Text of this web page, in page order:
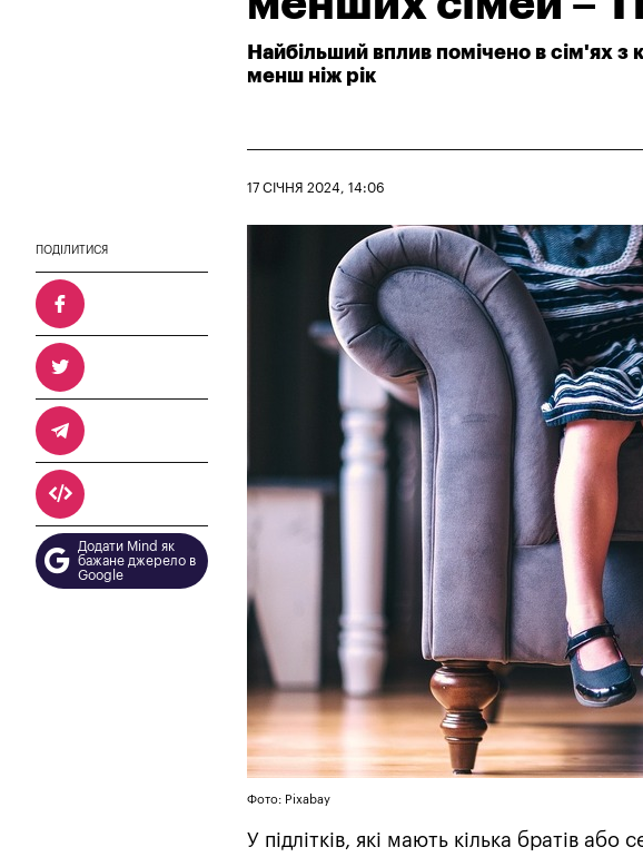
Найбільший вплив помічено в сім'ях
менш ніж рік
17 СІЧНЯ 2024, 14:06
ПОДІЛИТИСЯ
Додати Mind як
бажане джерело в
Google
Фото: Pixabay
У підлітків, які мають кілька братів